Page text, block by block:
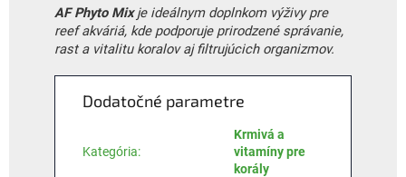
AF Phyto Mixje ideálnym doplnkom výživy pre
reef akváriá, kde podporuje prirodzené správanie,
rast a vitalitu koralov aj filtrujúcich organizmov.
Dodatočné parametre
Kategória:
Krmivá a
vitamíny pre
korály